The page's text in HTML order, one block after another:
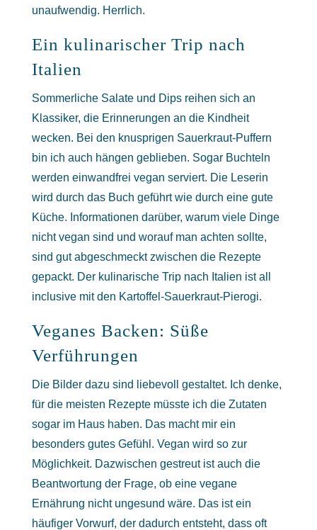
unaufwendig. Herrlich.
Ein kulinarischer Trip nach
Italien
Sommerliche Salate und Dips reihen sich an
Klassiker, die Erinnerungen an die Kindheit
wecken. Bei den knusprigen Sauerkraut-Puffern
bin ich auch hängen geblieben. Sogar Buchteln
werden einwandfrei vegan serviert. Die Leserin
wird durch das Buch geführt wie durch eine gute
Küche. Informationen darüber, warum viele Dinge
nicht vegan sind und worauf man achten sollte,
sind gut abgeschmeckt zwischen die Rezepte
gepackt. Der kulinarische Trip nach Italien ist all
inclusive mit den Kartoffel-Sauerkraut-Pierogi.
Veganes Backen: Süße
Verführungen
Die Bilder dazu sind liebevoll gestaltet. Ich denke,
für die meisten Rezepte müsste ich die Zutaten
sogar im Haus haben. Das macht mir ein
besonders gutes Gefühl. Vegan wird so zur
Möglichkeit. Dazwischen gestreut ist auch die
Beantwortung der Frage, ob eine vegane
Ernährung nicht ungesund wäre. Das ist ein
häufiger Vorwurf, der dadurch entsteht, dass oft